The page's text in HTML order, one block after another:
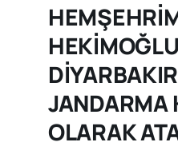
HEKİMOĞLU
JANDARMA
OLARAK